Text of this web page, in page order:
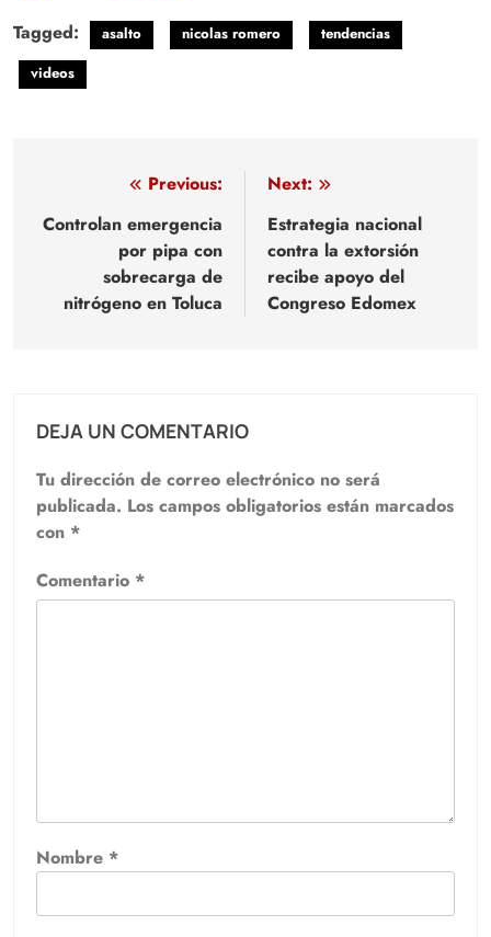
Tagged: asalto nicolas romero
tendencias
videos
Navegación
de
entradas
Previous:
Controlan emergencia
por pipa con
sobrecarga de
nitrógeno en Toluca
Next:
Estrategia nacional
contra la extorsión
recibe apoyo del
Congreso Edomex
DEJA UN COMENTARIO
Tu dirección de correo electrónico no será
publicada. Los campos obligatorios están marcados
con *
Comentario *
Nombre *